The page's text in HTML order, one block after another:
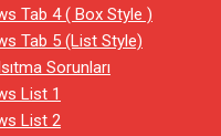
Tab 4 ( Box Style )
Tab 5 (List Style)
Sorunları
List 1
List 2